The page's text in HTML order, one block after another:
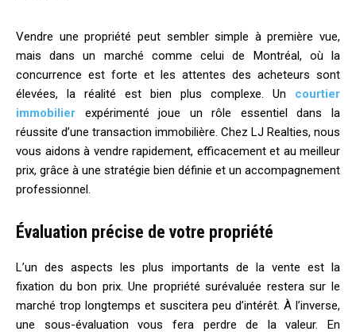
Vendre une propriété peut sembler simple à première vue,
mais dans un marché comme celui de Montréal, où la
concurrence est forte et les attentes des acheteurs sont
élevées, la réalité est bien plus complexe. Un
courtier
immobilier expérimenté joue un rôle essentiel dans la
réussite d’une transaction immobilière. Chez LJ Realties, nous
vous aidons à vendre rapidement, efficacement et au meilleur
prix, grâce à une stratégie bien définie et un accompagnement
professionnel.
Évaluation précise de votre propriété
L’un des aspects les plus importants de la vente est la
fixation du bon prix. Une propriété surévaluée restera sur le
marché trop longtemps et suscitera peu d’intérêt. À l’inverse,
une sous-évaluation vous fera perdre de la valeur. En